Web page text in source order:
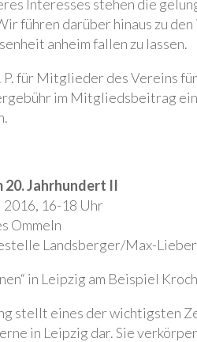
2022
| SKULPTUREN + Schwingungen /
Tiny House
der Kunst 2021
Interesses stehen die
führen darüber hinaus zu
anheim fallen zu lassen.
P. für Mitglieder des Vereins
im Mitgliedsbeitrag
20. Jahrhundert II
2016, 16-18 Uhr
Ommeln
Landsberger/Max-
in Leipzig am Beispiel
stellt eines der wichtigsten
in Leipzig dar. Sie